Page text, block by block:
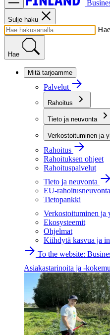
Sulje haku
Hae
Mitä tarjoamme
Palvelut
Rahoitus
Tieto ja neuvonta
Verkostoituminen ja
Rahoitus
Rahoituksen ohjeet
Rahoituspalvelut
Tieto ja neuvonta
EU-rahoitusneuvonta
Tietopankki
Verkostoituminen ja
Ekosysteemit
Ohjelmat
Kiihdytä kasvua ja
To the website:
Asiakastarinoita ja -